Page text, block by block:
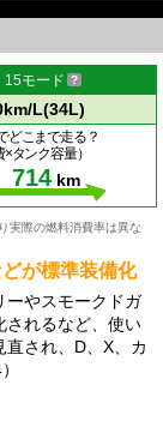
15モード
L(34L)
どこまで走る？
×タンク容量）
714 km
実際の燃料消費率は異な
が標準装備化
ーやスモークドガ
されるなど、使い
され、D、X、カ